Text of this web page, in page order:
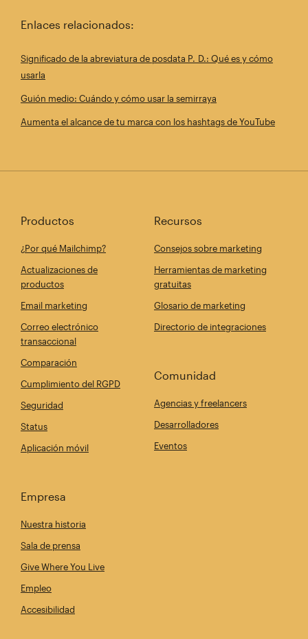
Enlaces relacionados:
Significado de la abreviatura de posdata P. D.: Qué es y cómo
usarla
Guión medio: Cuándo y cómo usar la semirraya
Aumenta el alcance de tu marca con los hashtags de YouTube
Productos
¿Por qué Mailchimp?
Actualizaciones de
productos
Email marketing
Correo electrónico
transaccional
Comparación
Cumplimiento del RGPD
Seguridad
Status
Aplicación móvil
Recursos
Consejos sobre marketing
Herramientas de marketing
gratuitas
Glosario de marketing
Directorio de integraciones
Comunidad
Agencias y freelancers
Desarrolladores
Eventos
Empresa
Nuestra historia
Sala de prensa
Give Where You Live
Empleo
Accesibilidad